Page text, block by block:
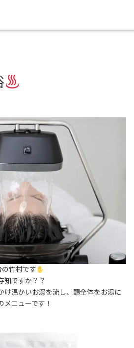
の竹村です
知ですか？？
け温かいお湯を流し、頭全体をお湯に
ニューです！